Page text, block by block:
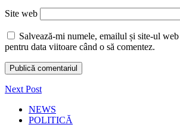
Site web
Salvează-mi numele, emailul și site-ul
pentru data viitoare când o să comentez.
Next Post
NEWS
POLITICĂ